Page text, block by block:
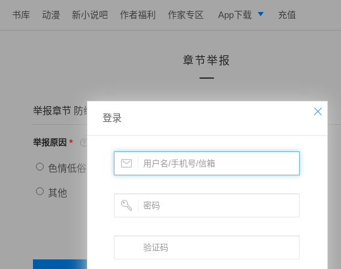
书库 动漫 新小说吧 作者福利 作家专区 App下载
写作助手
充值
章节举报
举报章节 防线——第一百四十三章 临特楼市
举报原因 *
色情低俗 政治敏感 暴力低俗
其他
登录